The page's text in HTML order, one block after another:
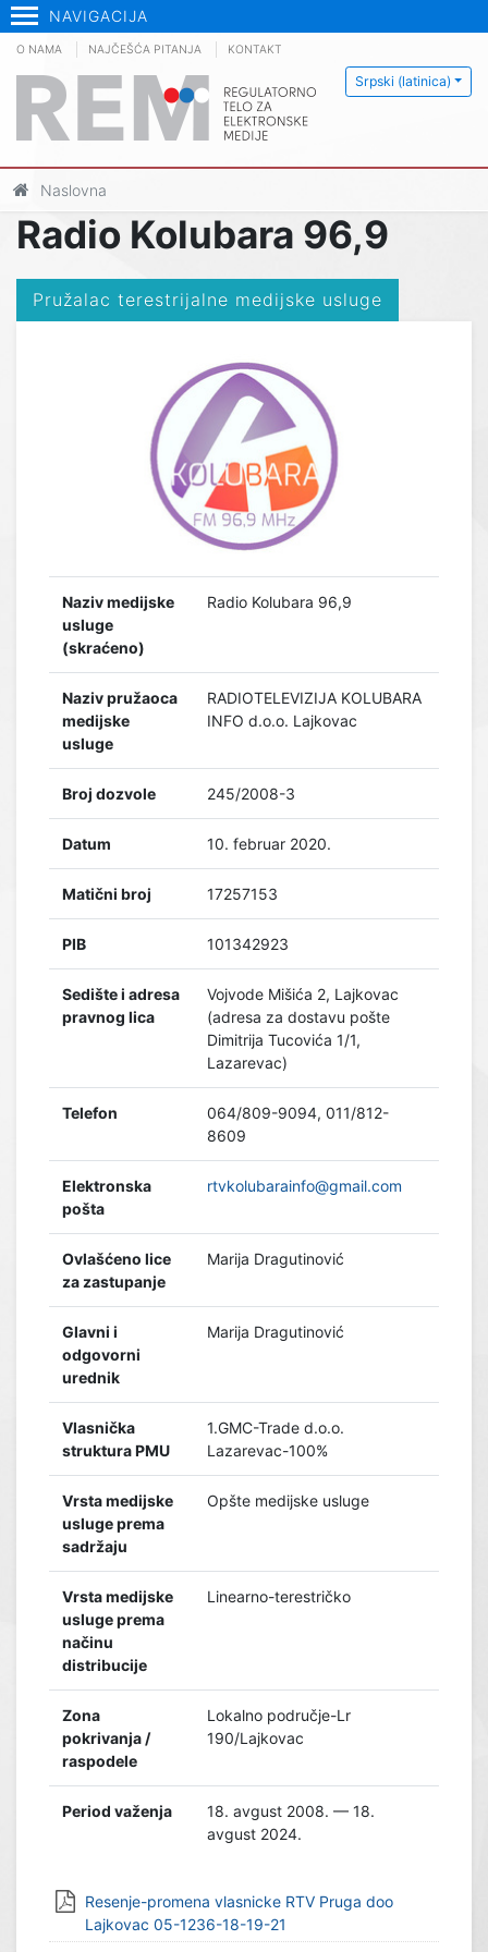
NAVIGACIJA
Srpski (latinica)
O NAMA NAJČEŠĆA PITANJA KONTAKT
Naslovna
Radio Kolubara 96,9
Pružalac terestrijalne medijske usluge
Naziv medijske
usluge
(skraćeno)
Radio Kolubara 96,9
Naziv pružaoca
medijske
usluge
RADIOTELEVIZIJA KOLUBARA
INFO d.o.o. Lajkovac
Broj dozvole 245/2008-3
Datum 10. februar 2020.
Matični broj 17257153
PIB 101342923
Sedište i adresa
pravnog lica
Vojvode Mišića 2, Lajkovac
(adresa za dostavu pošte
Dimitrija Tucovića 1/1,
Lazarevac)
Telefon
064/809-9094, 011/812-
8609
Elektronska
pošta
rtvkolubarainfo@gmail.com
Ovlašćeno lice
za zastupanje
Marija Dragutinović
Glavni i
odgovorni
urednik
Marija Dragutinović
Vlasnička
struktura PMU
1.GMC-Trade d.o.o.
Lazarevac-100%
Vrsta medijske
usluge prema
sadržaju
Opšte medijske usluge
Vrsta medijske
usluge prema
načinu
distribucije
Linearno-terestričko
Zona
pokrivanja /
raspodele
Lokalno područje-Lr
190/Lajkovac
Period važenja
18. avgust 2008. — 18.
avgust 2024.
Resenje-promena vlasnicke RTV Pruga doo
Lajkovac 05-1236-18-19-21